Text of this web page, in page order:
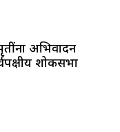
अभिवादन
शोकसभा